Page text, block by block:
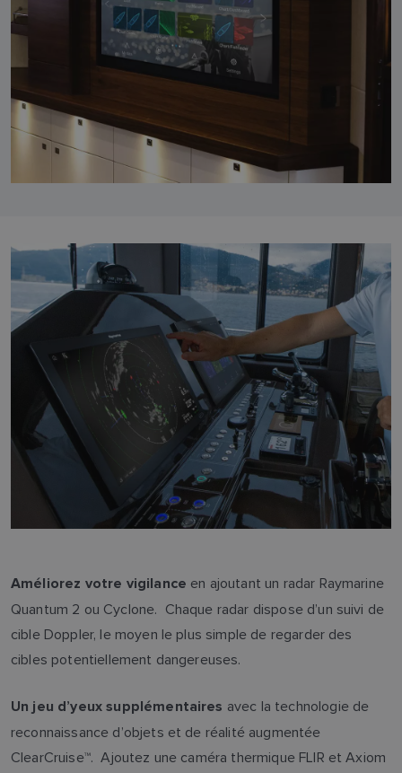
Améliorez votre vigilance en ajoutant un radar Raymarine
Quantum 2 ou Cyclone. Chaque radar dispose d’un suivi de
cible Doppler, le moyen le plus simple de regarder des
cibles potentiellement dangereuses.
Un jeu d’yeux supplémentaires avec la technologie de
reconnaissance d’objets et de réalité augmentée
ClearCruise™. Ajoutez une caméra thermique FLIR et Axiom